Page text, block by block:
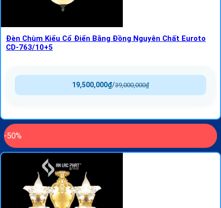
Đèn Chùm Kiểu Cổ Điển Bằng Đồng Nguyên Chất Euroto
CD-763/10+5
39,000,000₫
/
19,500,000₫
-50%